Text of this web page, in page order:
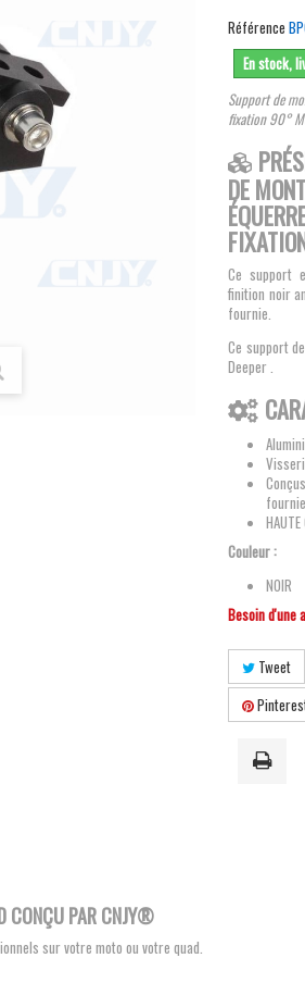
Référence
En stock,
Support de
fixation 90°
DE
Ce support
finition noir
fournie.
Ce support
Deeper .
HAUTE
Couleur :
NOIR
Besoin d'une
Tweet
CONÇU PAR CNJY®
sur votre moto ou votre quad.